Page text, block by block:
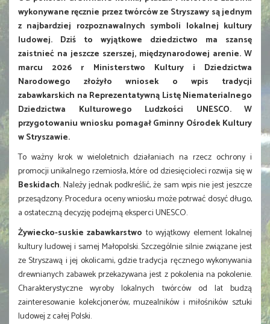
wykonywane ręcznie przez twórców ze Stryszawy są jednym
z najbardziej rozpoznawalnych symboli lokalnej kultury
ludowej. Dziś to wyjątkowe dziedzictwo ma szansę
zaistnieć na jeszcze szerszej, międzynarodowej arenie. W
marcu 2026 r Ministerstwo Kultury i Dziedzictwa
Narodowego złożyło wniosek o wpis tradycji
zabawkarskich na Reprezentatywną Listę Niematerialnego
Dziedzictwa Kulturowego Ludzkości UNESCO. W
przygotowaniu wniosku pomagał Gminny Ośrodek Kultury
w Stryszawie.
To ważny krok w wieloletnich działaniach na rzecz ochrony i
promocji unikalnego rzemiosła, które od dziesięcioleci rozwija się w
Beskidach. Należy jednak podkreślić, że sam wpis nie jest jeszcze
przesądzony. Procedura oceny wniosku może potrwać dosyć długo,
a ostateczną decyzję podejmą eksperci UNESCO.
Żywiecko-suskie zabawkarstwo to wyjątkowy element lokalnej
kultury ludowej i samej Małopolski. Szczególnie silnie związane jest
ze Stryszawą i jej okolicami, gdzie tradycja ręcznego wykonywania
drewnianych zabawek przekazywana jest z pokolenia na pokolenie.
Charakterystyczne wyroby lokalnych twórców od lat budzą
zainteresowanie kolekcjonerów, muzealników i miłośników sztuki
ludowej z całej Polski.